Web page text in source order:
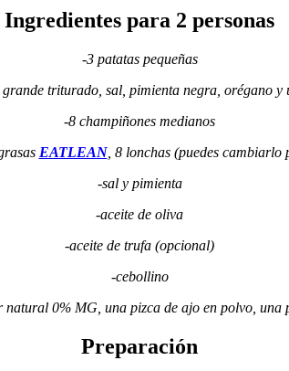
Ingredientes para 2 personas
-3 patatas pequeñas
triturado, sal, pimienta negra, orégano
-8 champiñones medianos
EATLEAN, 8 lonchas (puedes cambiarlo
-sal y pimienta
-aceite de oliva
-aceite de trufa (opcional)
-cebollino
natural 0% MG, una pizca de ajo en polvo, una
Preparación